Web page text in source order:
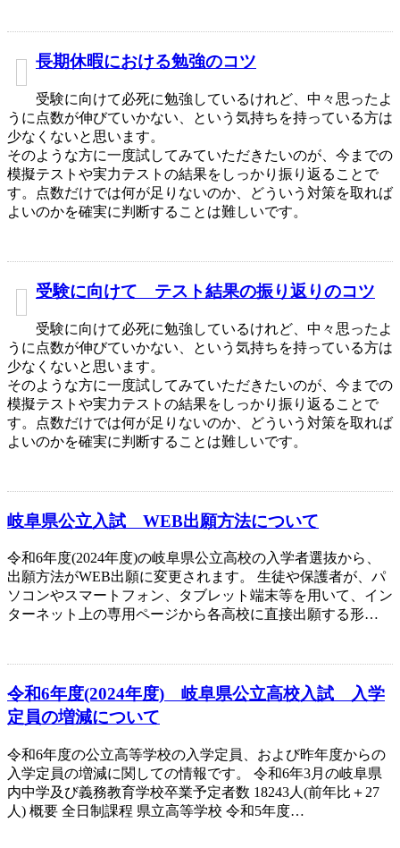
長期休暇における勉強のコツ
受験に向けて必死に勉強しているけれど、中々思ったよ
うに点数が伸びていかない、という気持ちを持っている方は
少なくないと思います。
そのような方に一度試してみていただきたいのが、今までの
模擬テストや実力テストの結果をしっかり振り返ることで
す。点数だけでは何が足りないのか、どういう対策を取れば
よいのかを確実に判断することは難しいです。
受験に向けて テスト結果の振り返りのコツ
受験に向けて必死に勉強しているけれど、中々思ったよ
うに点数が伸びていかない、という気持ちを持っている方は
少なくないと思います。
そのような方に一度試してみていただきたいのが、今までの
模擬テストや実力テストの結果をしっかり振り返ることで
す。点数だけでは何が足りないのか、どういう対策を取れば
よいのかを確実に判断することは難しいです。
岐阜県公立入試 WEB出願方法について
令和6年度(2024年度)の岐阜県公立高校の入学者選抜から、
出願方法がWEB出願に変更されます。 生徒や保護者が、パ
ソコンやスマートフォン、タブレット端末等を用いて、イン
ターネット上の専用ページから各高校に直接出願する形…
令和6年度(2024年度) 岐阜県公立高校入試 入学
定員の増減について
令和6年度の公立高等学校の入学定員、および昨年度からの
入学定員の増減に関しての情報です。 令和6年3月の岐阜県
内中学及び義務教育学校卒業予定者数 18243人(前年比＋27
人) 概要 全日制課程 県立高等学校 令和5年度…